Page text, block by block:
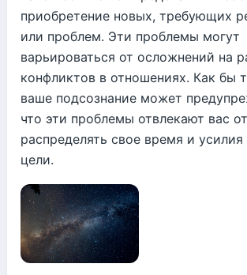
приобретение новых, требующих
или проблем. Эти проблемы могут
варьироваться от осложнений на
конфликтов в отношениях. Как бы
ваше подсознание может
что эти проблемы отвлекают вас
распределять свое время и
цели.